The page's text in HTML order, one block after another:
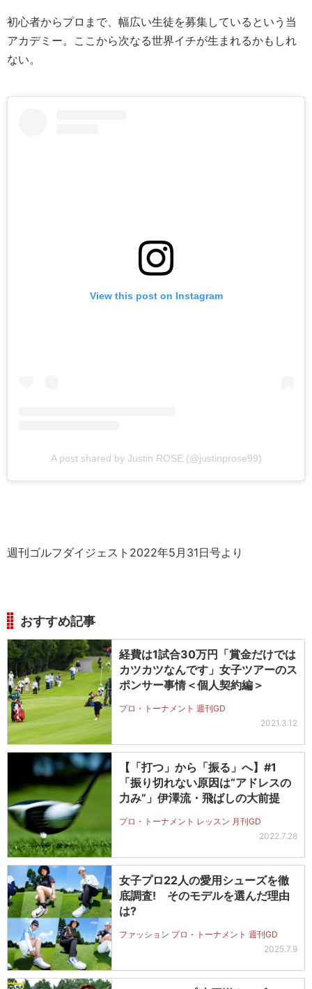
初心者からプロまで、幅広い生徒を募集しているという当
アカデミー。ここから次なる世界イチが生まれるかもしれ
ない。
View this post on Instagram
A post shared by Justin ROSE (@justinprose99)
週刊ゴルフダイジェスト2022年5月31日号より
おすすめ記事
経費は1試合30万円「賞金だけでは
カツカツなんです」女子ツアーのス
ポンサー事情＜個人契約編＞
プロ・トーナメント 週刊GD
2021.3.12
【「打つ」から「振る」へ】#1
「振り切れない原因は“アドレスの
力み”」伊澤流・飛ばしの大前提
プロ・トーナメント レッスン 月刊GD
2022.7.28
女子プロ22人の愛用シューズを徹
底調査! そのモデルを選んだ理由
は?
ファッション プロ・トーナメント 週刊GD
2025.7.9